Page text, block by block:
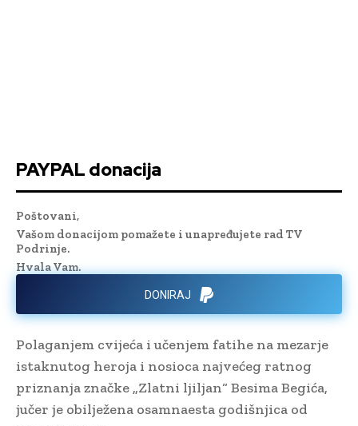
PAYPAL donacija
Poštovani,
Vašom donacijom pomažete i unapređujete rad TV
Podrinje.
Hvala Vam.
DONIRAJ
Polaganjem cvijeća i učenjem fatihe na mezarje
istaknutog heroja i nosioca najvećeg ratnog
priznanja značke „Zlatni ljiljan“ Besima Begića,
jučer je obilježena osamnaesta godišnjica od